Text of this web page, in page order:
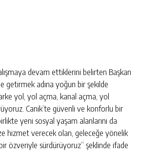
devam ettiklerini belirten Başkan
getirmek adına yoğun bir şekilde
yol, yol açma, kanal açma, yol
Canik’te güvenli ve konforlu bir
yeni sosyal yaşam alanlarını da
hizmet verecek olan, geleceğe yönelik
özveriyle sürdürüyoruz” şeklinde ifade